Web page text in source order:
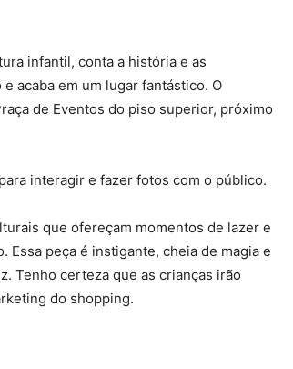
infantil, conta a história e as
acaba em um lugar fantástico. O
de Eventos do piso superior, próximo
interagir e fazer fotos com o público.
que ofereçam momentos de lazer e
peça é instigante, cheia de magia e
Tenho certeza que as crianças irão
do shopping.